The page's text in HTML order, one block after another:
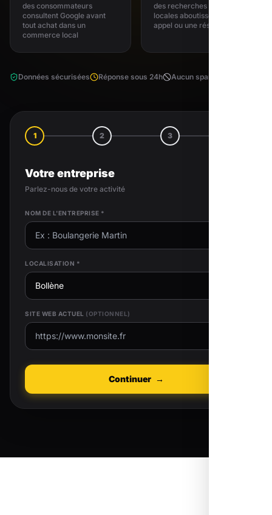
des consommateurs
consultent Google avant
tout achat dans un
commerce local
des recherches GMB
locales aboutissent à un
appel ou une réservation
Données sécurisées Réponse sous 24h Aucun spam
1 2 3
Votre entreprise
Parlez-nous de votre activité
NOM DE L'ENTREPRISE *
LOCALISATION *
SITE WEB ACTUEL (OPTIONNEL)
Continuer →